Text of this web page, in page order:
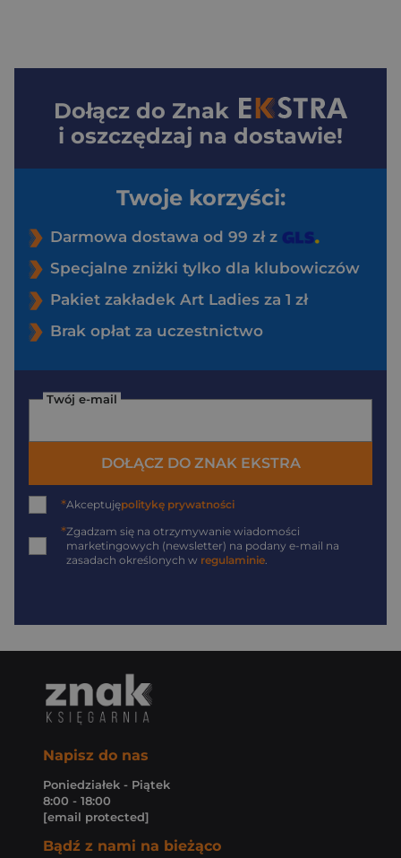
Dołącz do Znak
i oszczędzaj na dostawie!
Twoje korzyści:
Darmowa dostawa od 99 zł z
Specjalne zniżki tylko dla klubowiczów
Pakiet zakładek Art Ladies za 1 zł
Brak opłat za uczestnictwo
Twój e-mail
DOŁĄCZ DO ZNAK EKSTRA
*Akceptujępolitykę prywatności
*Zgadzam się na otrzymywanie wiadomości
marketingowych (newsletter) na podany e-mail na
zasadach określonych w regulaminie.
Napisz do nas
Poniedziałek - Piątek
8:00 - 18:00
[email protected]
Bądź z nami na bieżąco